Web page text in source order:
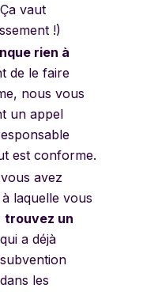
vaut
!)
rien à
de le faire
nous vous
un appel
est conforme.
avez
laquelle vous
trouvez un
a déjà
les